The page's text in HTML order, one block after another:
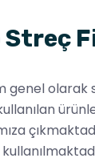
genel olarak